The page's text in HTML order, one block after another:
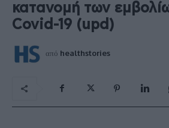
κατανομή των
Covid-19 (upd)
από healthstories